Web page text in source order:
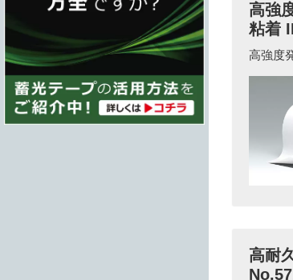
高強
粘着
高強度
高耐